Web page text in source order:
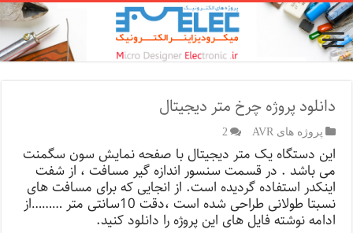
دانلود پروژه چرخ متر دیجیتال
پروژه های AVR 2
این دستگاه یک متر دیجیتال با صفحه نمایش سون سگمنت
می باشد . در قسمت سنسور اندازه گیر مسافت ، از شفت
اینکدر استفاده گردیده است. از انجایی که برای مسافت های
نسبتا طولانی طراحی شده است ،دقت 10سانتی متر ………از
ادامه نوشته فایل های این پروژه را دانلود کنید.